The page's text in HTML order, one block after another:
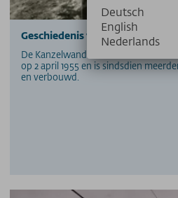
Geschiedenis van de
De Kanzelwandbahn in
op 2 april 1955 en is sindsdien
en verbouwd.
Deutsch
English
Nederlands